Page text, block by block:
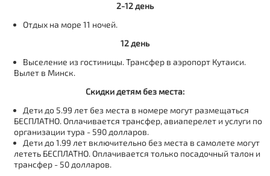
2-12 день
Отдых на море 11 ночей.
12 день
Выселение из гостиницы. Трансфер в аэропорт Кутаиси.
Вылет в Минск.
Скидки детям без места:
Дети до 5.99 лет без места в номере могут размещаться
БЕСПЛАТНО. Оплачивается трансфер, авиаперелет и услуги по
организации тура - 590 долларов.
Дети до 1.99 лет включительно без места в самолете могут
лететь БЕСПЛАТНО. Оплачивается только посадочный талон и
трансфер - 50 долларов.